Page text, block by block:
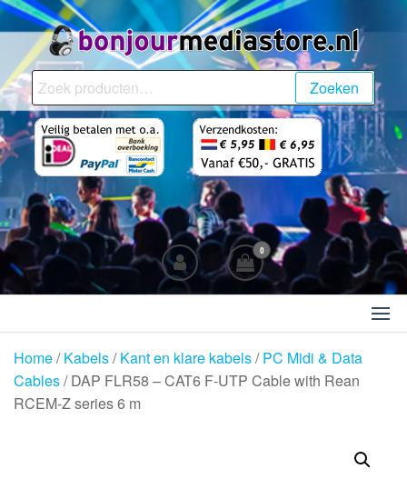
Ga
naar
inhoudBonjourMediaStore.nl
Professionals in
Zoeken
naar:
Zoeken
0
Home/Kabels/Kant en klare kabels/PC Midi & Data
Cables/ DAP FLR58 – CAT6 F-UTP Cable with Rean
RCEM-Z series 6 m